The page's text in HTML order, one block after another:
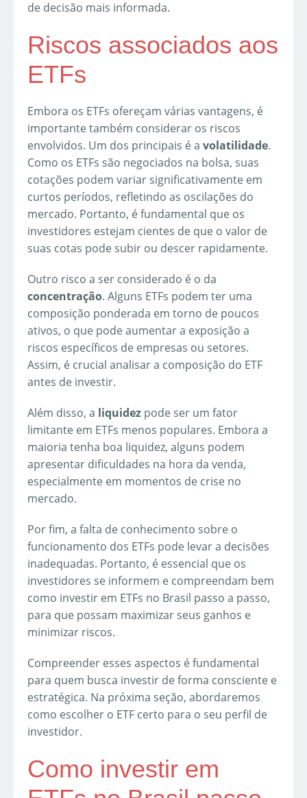
de decisão mais informada.
Riscos associados aos
ETFs
Embora os ETFs ofereçam várias vantagens, é
importante também considerar os riscos
envolvidos. Um dos principais é a volatilidade.
Como os ETFs são negociados na bolsa, suas
cotações podem variar significativamente em
curtos períodos, refletindo as oscilações do
mercado. Portanto, é fundamental que os
investidores estejam cientes de que o valor de
suas cotas pode subir ou descer rapidamente.
Outro risco a ser considerado é o da
concentração. Alguns ETFs podem ter uma
composição ponderada em torno de poucos
ativos, o que pode aumentar a exposição a
riscos específicos de empresas ou setores.
Assim, é crucial analisar a composição do ETF
antes de investir.
Além disso, a liquidez pode ser um fator
limitante em ETFs menos populares. Embora a
maioria tenha boa liquidez, alguns podem
apresentar dificuldades na hora da venda,
especialmente em momentos de crise no
mercado.
Por fim, a falta de conhecimento sobre o
funcionamento dos ETFs pode levar a decisões
inadequadas. Portanto, é essencial que os
investidores se informem e compreendam bem
como investir em ETFs no Brasil passo a passo,
para que possam maximizar seus ganhos e
minimizar riscos.
Compreender esses aspectos é fundamental
para quem busca investir de forma consciente e
estratégica. Na próxima seção, abordaremos
como escolher o ETF certo para o seu perfil de
investidor.
Como investir em